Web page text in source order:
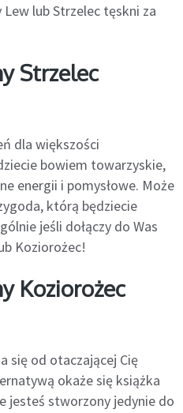
lub Strzelec tęskni za
Strzelec
dla większości
bowiem towarzyskie,
energii i pomysłowe. Może
którą będziecie
jeśli dołączy do Was
Koziorożec!
Koziorożec
się od otaczającej Cię
okaże się książka
jesteś stworzony jedynie do